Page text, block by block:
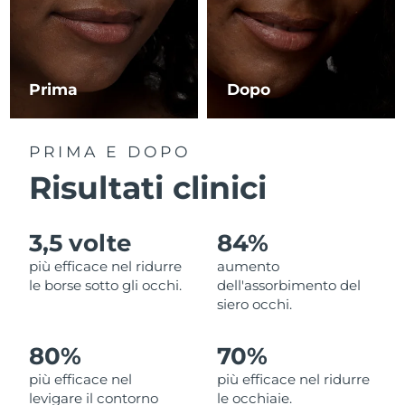
Prima Dopo
PRIMA E DOPO
Risultati clinici
3,5 volte
più efficace nel ridurre
le borse sotto gli occhi.
84%
aumento
dell'assorbimento del
siero occhi.
80%
più efficace nel
levigare il contorno
70%
più efficace nel ridurre
le occhiaie.
RAS di Macao Consegna stimata 8/12/26
Malaysia Consegna stimata
Messico
Paesi Bassi Consegna stimata
Nuova Zelanda Consegna stimata
Oman Consegna stimata8/13/26